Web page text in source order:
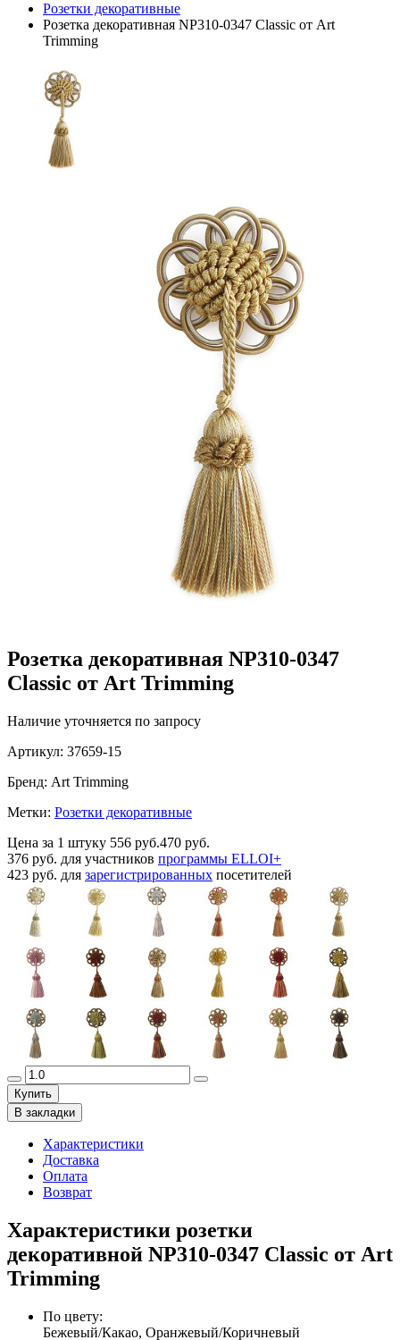
Розетки декоративные
Розетка декоративная NP310-0347 Classic от Art
Trimming
Розетка декоративная NP310-0347
Classic от Art Trimming
Наличие уточняется по запросу
Артикул: 37659-15
Бренд: Art Trimming
Метки: Розетки декоративные
Цена за 1 штуку 556 руб.470 руб.
376 руб. для участников программы ELLOI+
423 руб. для зарегистрированных посетителей
Купить
В закладки
Характеристики
Доставка
Оплата
Возврат
Характеристики розетки
декоративной NP310-0347 Classic от Art
Trimming
По цвету:
Бежевый/Какао, Оранжевый/Коричневый